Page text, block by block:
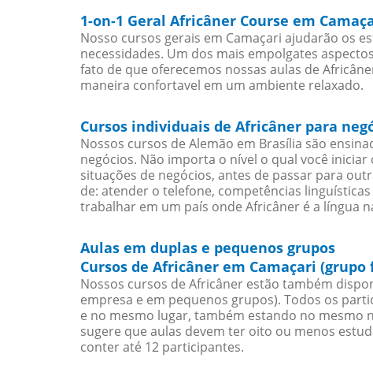
1-on-1 Geral Africâner Course em
Nosso cursos gerais em Camaçari ajudarão os
necessidades. Um dos mais empolgates
fato de que oferecemos nossas aulas de
maneira confortavel em um ambiente relaxado.
Cursos individuais de Africâner para
Nossos cursos de Alemão em Brasília são
negócios. Não importa o nível o qual você
situações de negócios, antes de passar para
de: atender o telefone, competências
trabalhar em um país onde Africâner é a língua
Aulas em duplas e pequenos grupos
Cursos de Africâner em Camaçari (grupo
Nossos cursos de Africâner estão também
empresa e em pequenos grupos). Todos os
e no mesmo lugar, também estando no mesmo
sugere que aulas devem ter oito ou menos
conter até 12 participantes.